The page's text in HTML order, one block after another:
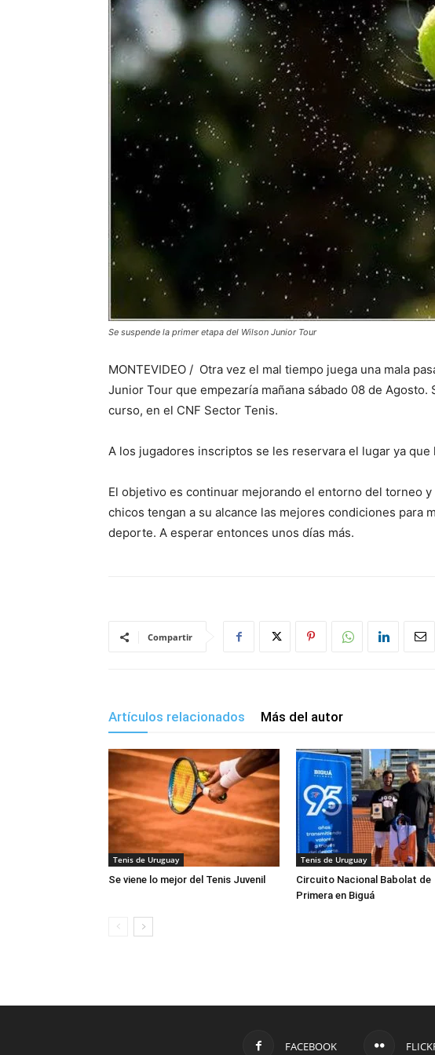
Se suspende la primer etapa del Wilson Junior Tour
MONTEVIDEO / Otra vez el mal tiempo juega una mala
Junior Tour que empezaría mañana sábado 08 de
curso, en el CNF Sector Tenis.
A los jugadores inscriptos se les reservara el lugar ya
El objetivo es continuar mejorando el entorno del torneo
chicos tengan a su alcance las mejores condiciones para
deporte. A esperar entonces unos días más.
Compartir
Artículos relacionados Más del autor
Tenis de Uruguay
Se viene lo mejor del Tenis Juvenil
Tenis de Uruguay
Circuito Nacional Babolat de
Primera en Biguá
FACEBOOK